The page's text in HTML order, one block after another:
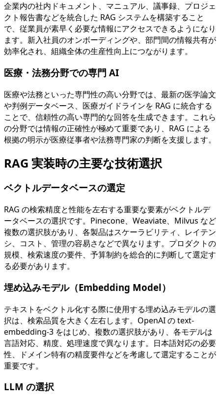
企業内の社内ドキュメント、マニュアル、議事録、プロジェ
クト報告書などを統合した RAG システムを構築すること
で、従業員が素早く必要な情報にアクセスできるようになり
ます。新入社員のオンボーディングや、部門間の情報共有が
効率化され、組織全体の生産性向上につながります。
医療・法務分野での専門 AI
医療や法務といった専門性の高い分野では、最新の医学論文
や判例データベース、医療ガイドラインを RAG に統合する
ことで、信頼性の高い専門的な回答を生成できます。これら
の分野では情報の正確性が極めて重要であり、RAG による
根拠の明示が医療従事者や法務専門家の判断を支援します。
RAG 実装時の主要な技術選択
ベクトルデータベースの選定
RAG の検索精度と性能を左右する重要な要素がベクトルデ
ータベースの選択です。Pinecone、Weaviate、Milvus など
複数の選択肢があり、各製品はスケーラビリティ、レイテン
シ、コスト、管理の容易さなどで異なります。プロダクトの
規模、検索速度の要件、予算制約を総合的に判断して選定す
る必要があります。
埋め込みモデル（Embedding Model）
テキストをベクトル化する際に使用する埋め込みモデルの選
択は、検索品質を大きく左右します。OpenAI の text-
embedding-3 をはじめ、複数の選択肢があり、各モデルは
言語対応、精度、処理速度で異なります。日本語対応の必要
性、ドメイン特有の精度要件などを考慮して選定することが
重要です。
LLM の選択